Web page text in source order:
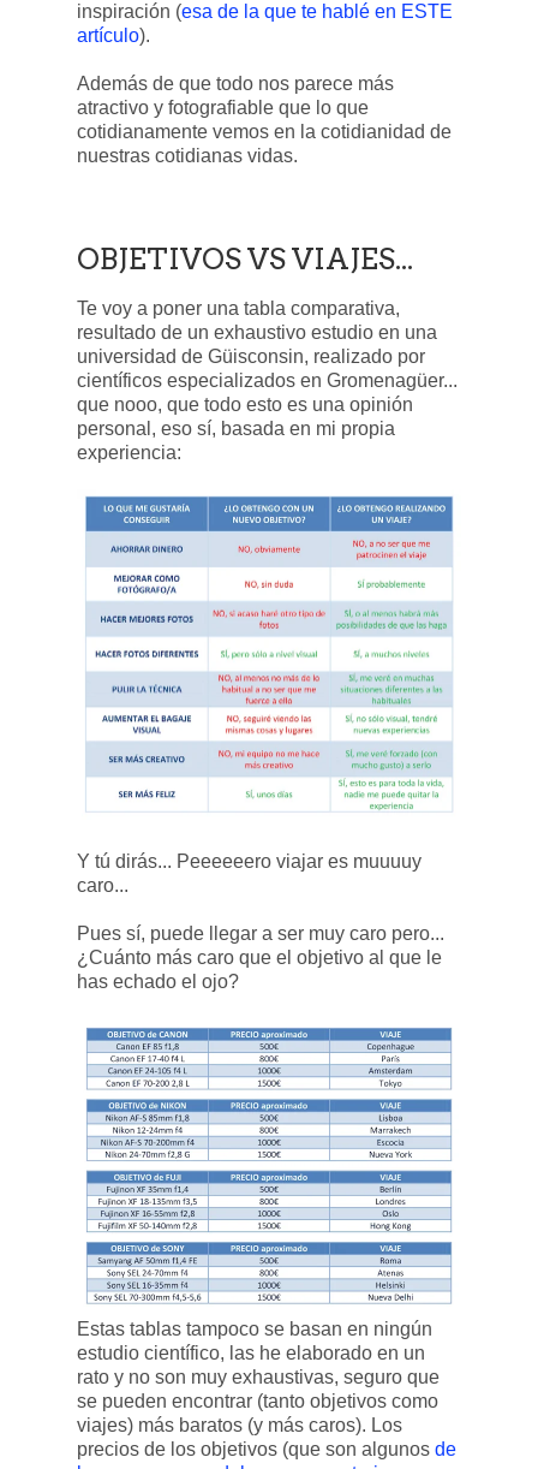
inspiración (esa de la que te hablé en ESTE
artículo).
Además de que todo nos parece más
atractivo y fotografiable que lo que
cotidianamente vemos en la cotidianidad de
nuestras cotidianas vidas.
OBJETIVOS VS VIAJES...
Te voy a poner una tabla comparativa,
resultado de un exhaustivo estudio en una
universidad de Güisconsin, realizado por
científicos especializados en Gromenagüer...
que nooo, que todo esto es una opinión
personal, eso sí, basada en mi propia
experiencia:
Y tú dirás... Peeeeeero viajar es muuuuy
caro...
Pues sí, puede llegar a ser muy caro pero...
¿Cuánto más caro que el objetivo al que le
has echado el ojo?
Estas tablas tampoco se basan en ningún
estudio científico, las he elaborado en un
rato y no son muy exhaustivas, seguro que
se pueden encontrar (tanto objetivos como
viajes) más baratos (y más caros). Los
precios de los objetivos (que son algunos de